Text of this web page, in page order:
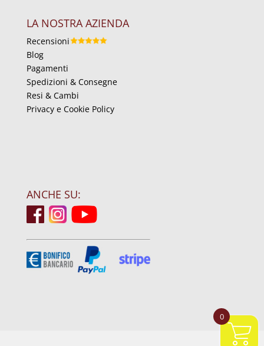
LA NOSTRA AZIENDA
Recensioni
Blog
Pagamenti
Spedizioni & Consegne
Resi & Cambi
Privacy e Cookie Policy
ANCHE SU:
0